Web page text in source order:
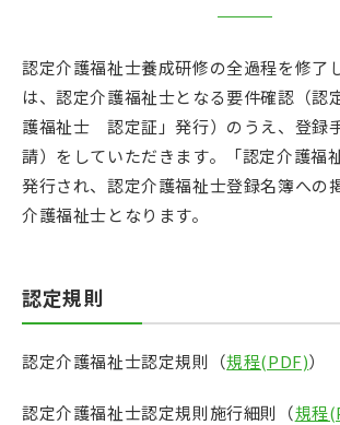
認定介護福祉士養成研修の全過程を修了
は、認定介護福祉士となる要件確認（認
護福祉士 認定証」発行）のうえ、登録
請）をしていただきます。「認定介護
発行され、認定介護福祉士登録名簿への
介護福祉士となります。
認定規則
認定介護福祉士認定規則（規程(PDF)）
認定介護福祉士認定規則施行細則（規程